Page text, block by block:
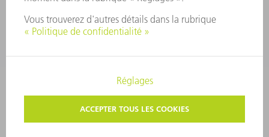
PROTECTION DES DONNÉES PERSONNELLES
PARAMÈTRES VIE PRIVÉE